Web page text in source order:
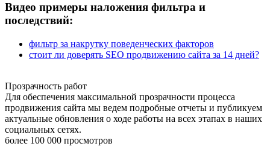
Видео примеры наложения фильтра и
последствий:
фильтр за накрутку поведенческих факторов
стоит ли доверять SEO продвижению сайта за 14 дней?
Прозрачность работ
Для обеспечения максимальной прозрачности процесса
продвижения сайта мы ведем подробные отчеты и публикуем
актуальные обновления о ходе работы на всех этапах в наших
социальных сетях.
более 100 000 просмотров